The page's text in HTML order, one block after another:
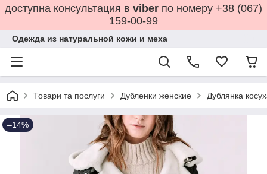
доступна консультация в viber по номеру +38 (067)
159-00-99
Одежда из натуральной кожи и меха
Товари та послуги Дубленки женские Дублянка
–14%